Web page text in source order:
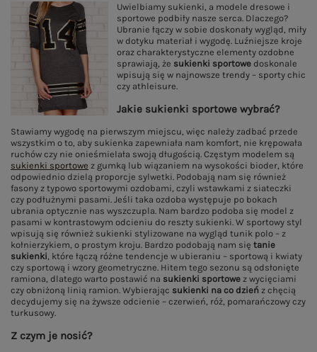
Uwielbiamy sukienki, a modele dresowe i
sportowe podbiły nasze serca. Dlaczego?
Ubranie łączy w sobie doskonały wygląd, miły
w dotyku materiał i wygodę. Luźniejsze kroje
oraz charakterystyczne elementy ozdobne
sprawiają, że sukienki sportowedoskonale
wpisują się w najnowsze trendy – sporty chic
czy athleisure.
Jakie sukienki sportowe wybrać?
Stawiamy wygodę na pierwszym miejscu, więc należy zadbać przede
wszystkim o to, aby sukienka zapewniała nam komfort, nie krępowała
ruchów czy nie onieśmielała swoją długością. Częstym modelem są
sukienki sportowe z gumką lub wiązaniem na wysokości bioder, które
odpowiednio dzielą proporcje sylwetki. Podobają nam się również
fasony z typowo sportowymi ozdobami, czyli wstawkami z siateczki
czy podłużnymi pasami. Jeśli taka ozdoba występuje po bokach
ubrania optycznie nas wyszczupla. Nam bardzo podoba się model z
pasami w kontrastowym odcieniu do reszty sukienki. W sportowy styl
wpisują się również sukienki stylizowane na wygląd tunik polo – z
kołnierzykiem, o prostym kroju. Bardzo podobają nam się tanie
sukienki, które łączą różne tendencje w ubieraniu – sportową i kwiaty
czy sportową i wzory geometryczne. Hitem tego sezonu są odsłonięte
ramiona, dlatego warto postawić na sukienki sportowe z wycięciami
czy obniżoną linią ramion. Wybierając sukienki na co dzień z chęcią
decydujemy się na żywsze odcienie – czerwień, róż, pomarańczowy czy
turkusowy.
Z czym je nosić?